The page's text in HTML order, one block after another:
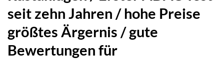
seit zehn Jahren / hohe Preise
größtes Ärgernis / gute
Bewertungen für